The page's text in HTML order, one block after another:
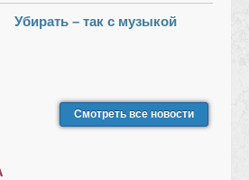
Убирать – так с музыкой
Смотреть все новости